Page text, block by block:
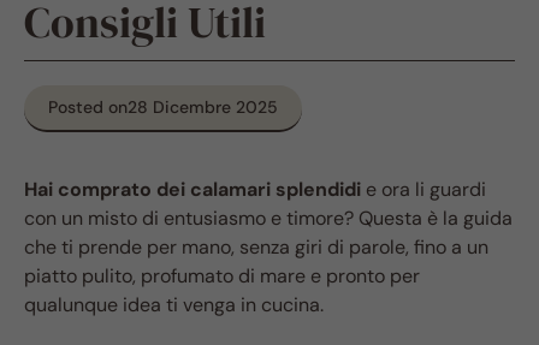
Consigli Utili
Posted on28 Dicembre 2025
Hai comprato dei calamari splendidi e ora li guardi
con un misto di entusiasmo e timore? Questa è la guida
che ti prende per mano, senza giri di parole, fino a un
piatto pulito, profumato di mare e pronto per
qualunque idea ti venga in cucina.